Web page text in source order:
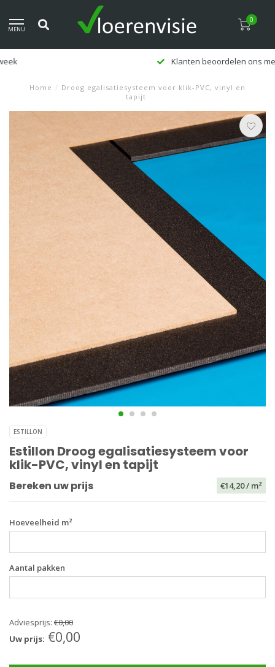
MENU
0
Klanten beoordelen ons met een 9,5
Home / Droog egalisatiesysteem voor klik-PVC, vinyl en
tapijt
ESTILLON
Estillon Droog egalisatiesysteem voor
klik-PVC, vinyl en tapijt
Bereken uw prijs €14,20/ m²
Hoeveelheid m²
Aantal pakken
Adviesprijs: €0,00
Uw prijs: €0,00